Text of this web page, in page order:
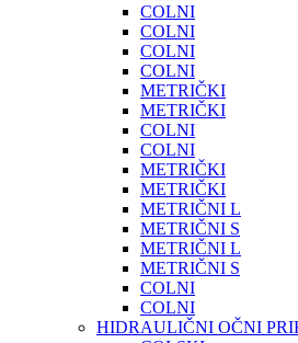
COLNI
COLNI
COLNI
COLNI
METRIČKI
METRIČKI
COLNI
COLNI
METRIČKI
METRIČKI
METRIČNI L
METRIČNI S
METRIČNI L
METRIČNI S
COLNI
COLNI
HIDRAULIČNI OČNI